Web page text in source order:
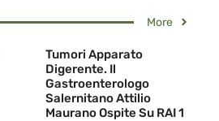
More
Tumori Apparato
Digerente. Il
Gastroenterologo
Salernitano Attilio
Maurano Ospite Su RAI 1